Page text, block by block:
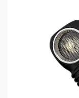
Средства
Тюнинг